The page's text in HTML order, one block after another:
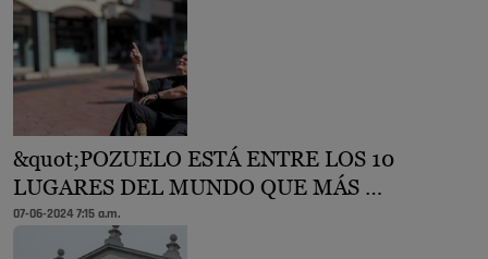
&quot;POZUELO ESTÁ ENTRE LOS 10
LUGARES DEL MUNDO QUE MÁS …
07-06-2024 7:15 a.m.